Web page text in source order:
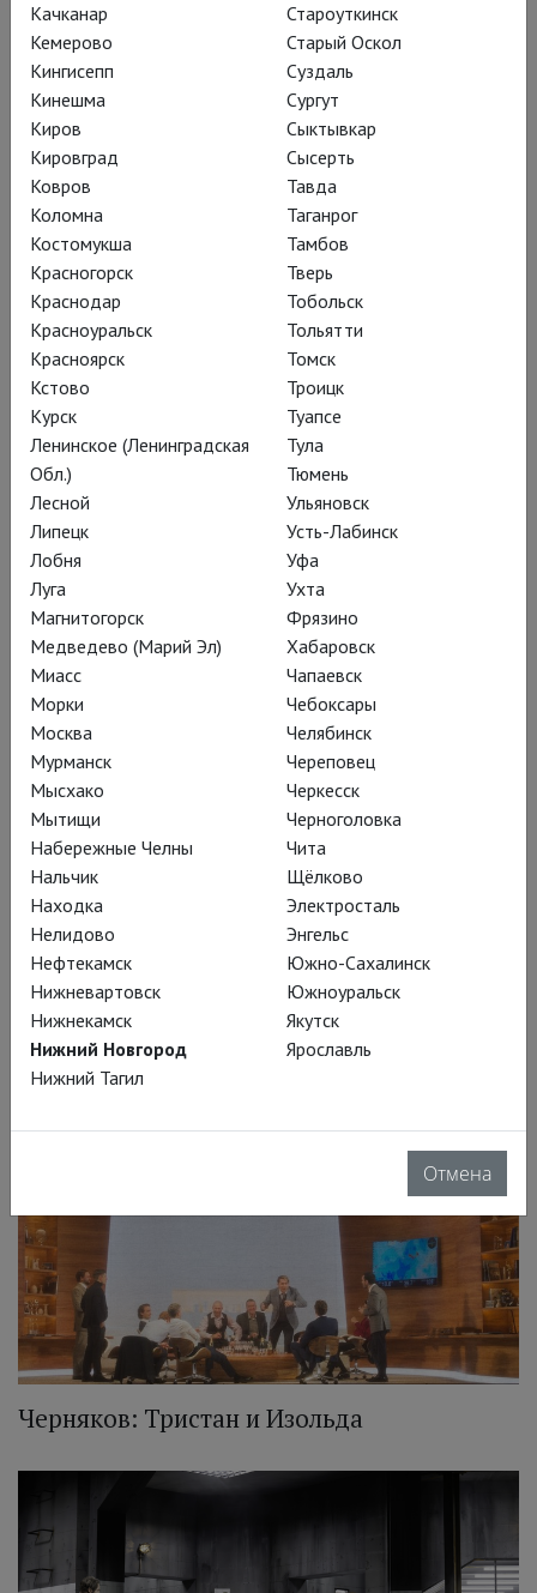
Черняков – самый востребованный в мире российский
режиссер. Его первой постановкой за рубежом стал «Борис
Годунов» Мусоргского в Берлинской государственной опере
Unter den linden (2005; музыкальный руководитель -
Даниэль Баренбойм). С тех пор Черняков работал в La
Scala и Met, ставил в Мюнхене, Цюрихе, Лионе, Брюсселе,
Амстердаме, Гамбурге. «Садко» в Большом театре –
премьера 2020 года.
Постановки
Обручение в монастыре
Черняков: Война и мир
Черняков: Тристан и Изольда
Качканар
Кемерово
Кингисепп
Кинешма
Киров
Кировград
Ковров
Коломна
Костомукша
Красногорск
Краснодар
Красноуральск
Красноярск
Кстово
Курск
Ленинское (Ленинградская
Обл.)
Лесной
Липецк
Лобня
Луга
Магнитогорск
Медведево (Марий Эл)
Миасс
Морки
Москва
Мурманск
Мысхако
Мытищи
Набережные Челны
Нальчик
Находка
Нелидово
Нефтекамск
Нижневартовск
Нижнекамск
Нижний Новгород
Нижний Тагил
Староуткинск
Старый Оскол
Суздаль
Сургут
Сыктывкар
Сысерть
Тавда
Таганрог
Тамбов
Тверь
Тобольск
Тольятти
Томск
Троицк
Туапсе
Тула
Тюмень
Ульяновск
Усть-Лабинск
Уфа
Ухта
Фрязино
Хабаровск
Чапаевск
Чебоксары
Челябинск
Череповец
Черкесск
Черноголовка
Чита
Щёлково
Электросталь
Энгельс
Южно-Сахалинск
Южноуральск
Якутск
Ярославль
Отмена